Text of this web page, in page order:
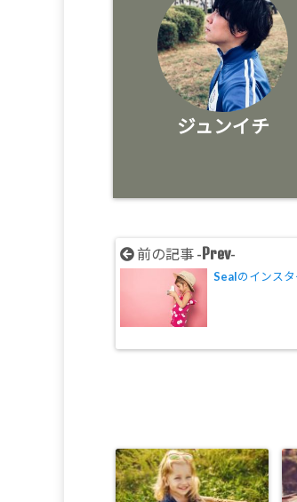
ジュンイチ
前の記事 -Prev-
Sealのインス